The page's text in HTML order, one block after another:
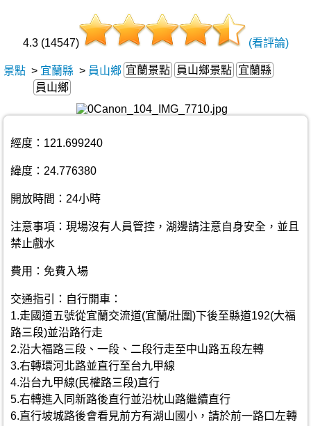
4.3 (14547) (看評論)
景點 > 宜蘭縣 > 員山鄉 宜蘭景點 員山鄉景點 宜蘭縣
員山鄉
經度：121.699240
緯度：24.776380
開放時間：24小時
注意事項：現場沒有人員管控，湖邊請注意自身安全，並且
禁止戲水
費用：免費入場
交通指引：自行開車：
1.走國道五號從宜蘭交流道(宜蘭/壯圍)下後至縣道192(大福
路三段)並沿路行走
2.沿大福路三段、一段、二段行走至中山路五段左轉
3.右轉環河北路並直行至台九甲線
4.沿台九甲線(民權路三段)直行
5.右轉進入同新路後直行並沿枕山路繼續直行
6.直行坡城路後會看見前方有湖山國小，請於前一路口左轉